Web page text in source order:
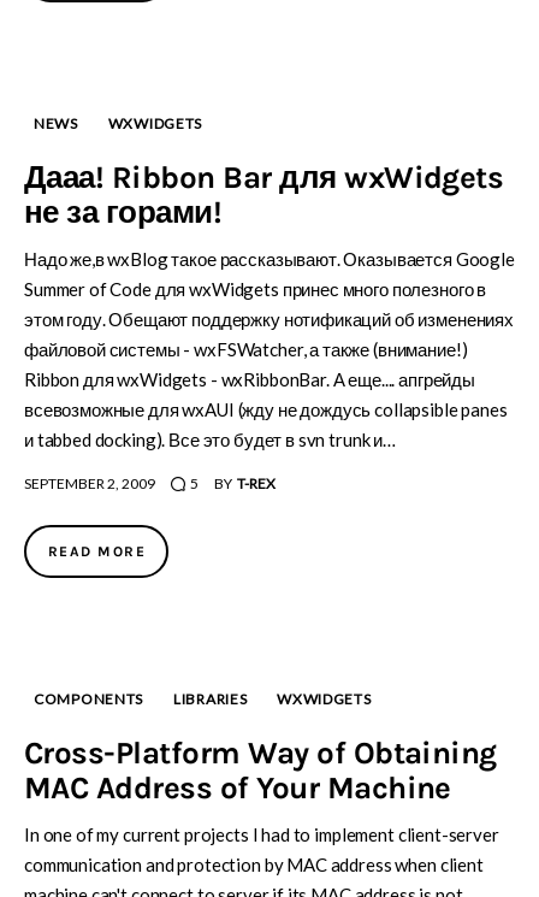
NEWS WXWIDGETS
Дааа! Ribbon Bar для wxWidgets
не за горами!
Надо же,в wxBlog такое рассказывают. Оказывается Google
Summer of Code для wxWidgets принес много полезного в
этом году. Обещают поддержку нотификаций об изменениях
файловой системы - wxFSWatcher, а также (внимание!)
Ribbon для wxWidgets - wxRibbonBar. А еще.... апгрейды
всевозможные для wxAUI (жду не дождусь collapsible panes
и tabbed docking). Все это будет в svn trunk и…
SEPTEMBER 2, 2009 5 BY T-REX
READ MORE
COMPONENTS LIBRARIES WXWIDGETS
Cross-Platform Way of Obtaining
MAC Address of Your Machine
In one of my current projects I had to implement client-server
communication and protection by MAC address when client